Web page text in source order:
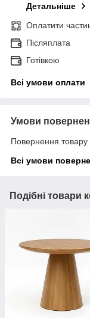
Детальніше
Оплатити
Післяплата
Готівкою
Всі умови оплати
Умови
Повернення товару
Всі умови
Подібні товари